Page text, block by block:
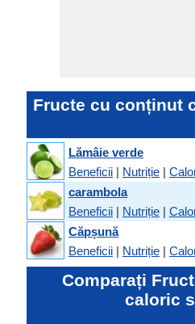
Fructe cu conținut
Lămâie verde
Beneficii | Nutriție |
carambola
Beneficii | Nutriție |
Căpșună
Beneficii | Nutriție |
Comparați
caloric